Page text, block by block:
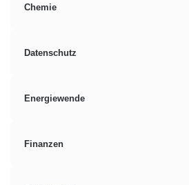
Chemie
Datenschutz
Energiewende
Finanzen